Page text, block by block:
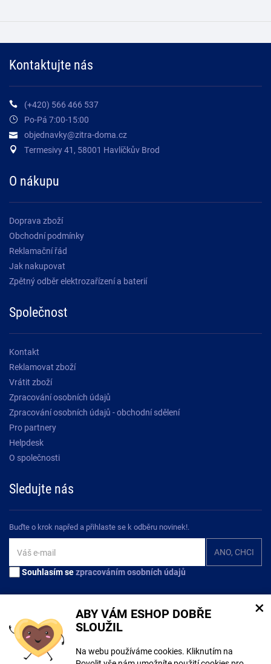
ABY VÁM ESHOP DOBŘE
SLOUŽIL
Na webu používáme cookies. Kliknutím na
×
Kontaktujte nás
(+420) 566 466 537
Po-Pá 7:00-15:00
objednavky@zitra-doma.cz
Termesivy 41, 58001 Havlíčkův Brod
O nákupu
Doprava zboží
Obchodní podmínky
Reklamační řád
Jak nakupovat
Zpětný odběr elektrozařízení a baterií
Společnost
Kontakt
Reklamovat zboží
Vrátit zboží
Zpracování osobních údajů
Zpracování osobních údajů - obchodní sdělení
Pro partnery
Helpdesk
O společnosti
Sledujte nás
Buďte o krok napřed a přihlaste se k odběru novinek!.
Souhlasím sezpracováním osobních údajů
Na tomto webu mohou být při tvorbě obsahu využívány nástroje umělé
inteligence. Více informacízde.